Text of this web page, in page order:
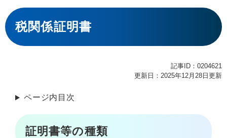
本
文
税関係証明書
記事ID：0204621
更新日：2025年12月28日更新
ページ内目次
証明書等の種類